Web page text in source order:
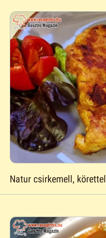
Natur csirkemell, körettel